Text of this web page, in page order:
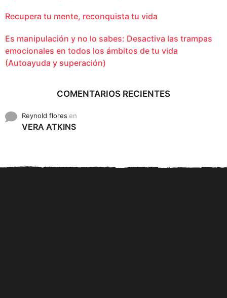
Recupera tu mente, reconquista tu vida
Es manipulación y no lo sabes: Desactiva las trampas
emocionales en todos los ámbitos de tu vida
(Autoayuda y superación)
COMENTARIOS RECIENTES
Reynold flores en
VERA ATKINS